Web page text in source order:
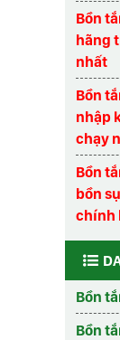
Bồn
hãng
nhất
Bồn
nhập
chạy
Bồn
bồn
chính
Bồn
Bồn